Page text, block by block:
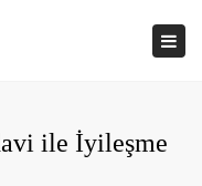
ile İyileşme